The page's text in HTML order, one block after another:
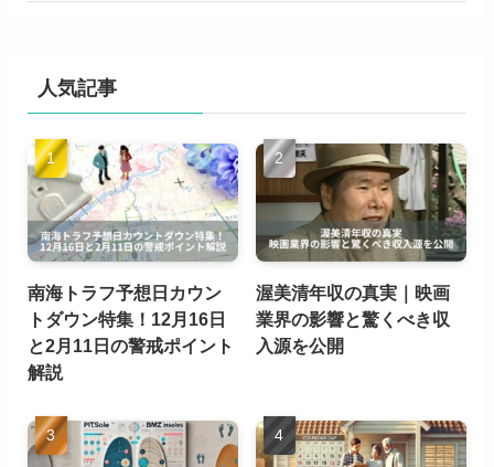
人気記事
南海トラフ予想日カウン
トダウン特集！12月16日
と2月11日の警戒ポイント
解説
渥美清年収の真実｜映画
業界の影響と驚くべき収
入源を公開